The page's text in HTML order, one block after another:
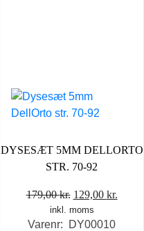
DYSESÆT 5MM DELLORTO
STR. 70-92
179,00kr. Den
oprindelige
pris
129,00 kr.
inkl. moms
Varenr: DY00010